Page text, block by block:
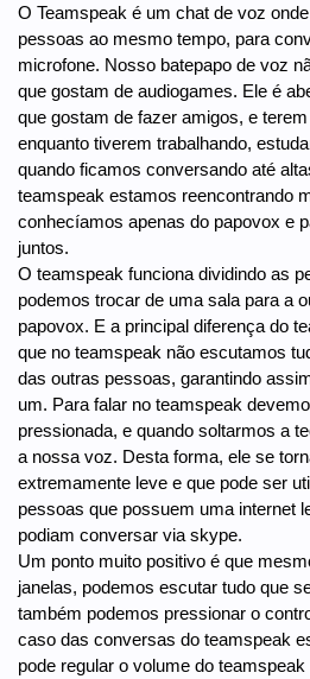
O Teamspeak é um chat de voz
pessoas ao mesmo tempo, para
microfone. Nosso batepapo de voz
que gostam de audiogames. Ele é
que gostam de fazer amigos, e
enquanto tiverem trabalhando,
quando ficamos conversando até
teamspeak estamos reencontrando
conhecíamos apenas do papovox e
juntos.
O teamspeak funciona dividindo as
podemos trocar de uma sala para a
papovox. E a principal diferença do
que no teamspeak não escutamos
das outras pessoas, garantindo
um. Para falar no teamspeak
pressionada, e quando soltarmos a
a nossa voz. Desta forma, ele se
extremamente leve e que pode ser
pessoas que possuem uma internet
podiam conversar via skype.
Um ponto muito positivo é que
janelas, podemos escutar tudo que
também podemos pressionar o
caso das conversas do teamspeak
pode regular o volume do